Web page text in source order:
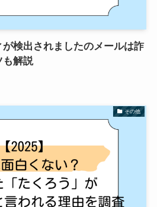
検出されましたのメールは詐
も解説
その他